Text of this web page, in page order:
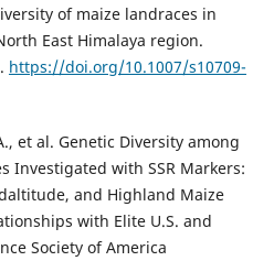
of maize landraces in
East Himalaya region.
https://doi.org/10.1007/s10709-
et al. Genetic Diversity among
Investigated with SSR Markers:
and Highland Maize
with Elite U.S. and
Society of America